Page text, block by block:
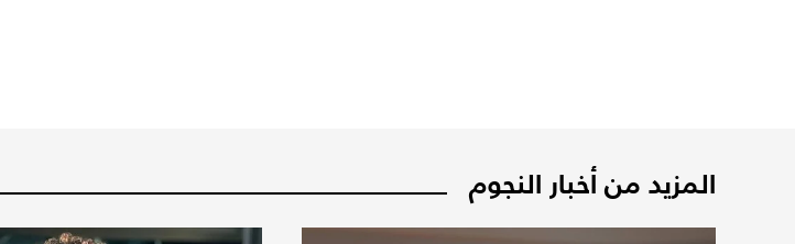
المزيد من أخبار النجوم